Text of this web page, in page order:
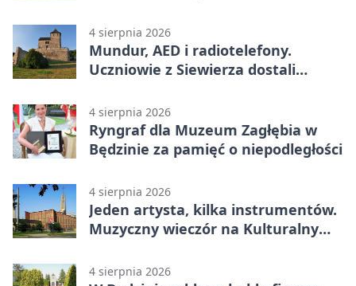
4 sierpnia 2026
Mundur, AED i radiotelefony.
Uczniowie z Siewierza dostali
4 sierpnia 2026
Ryngraf dla Muzeum Zagłębia w
Będzinie za pamięć o niepodległości
4 sierpnia 2026
Jeden artysta, kilka instrumentów.
Muzyczny wieczór na Kulturalnym
4 sierpnia 2026